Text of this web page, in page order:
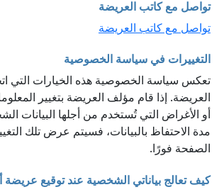
تواصل مع كاتب العريضة
تواصل مع كاتب العريضة
التغييرات في سياسة الخصوصية
تعكس سياسة الخصوصية هذه الخيارات التي
العريضة. إذا قام مؤلف العريضة بتغيير
أو الأغراض التي تُستخدم من أجلها البيانات
مدة الاحتفاظ بالبيانات، فسيتم عرض تلك
الصفحة فورًا.
كيف تعالج بياناتي الشخصية عند توقيع عريضة